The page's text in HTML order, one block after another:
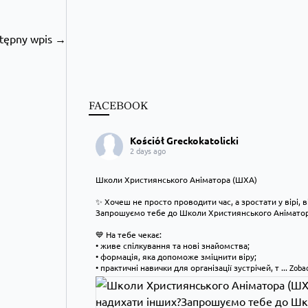
wpis →
FACEBOOK
Kościół Greckokatolicki
2 days ago
Школи Християнського Аніматора (ШХА)
✨ Хочеш не просто проводити час, а зростати у вірі,
Запрошуємо тебе до Школи Християнського
💙 На тебе чекає:
• живе спілкування та нові знайомства;
• формація, яка допоможе зміцнити віру;
• практичні навички для організації зустрічей, т...